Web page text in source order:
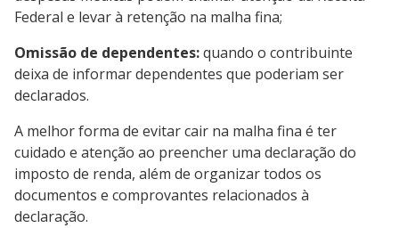
Federal e levar à retenção na malha fina;
Omissão de dependentes:quando o contribuinte
deixa de informar dependentes que poderiam ser
declarados.
A melhor forma de evitar cair na malha fina é ter
cuidado e atenção ao preencher uma declaração do
imposto de renda, além de organizar todos os
documentos e comprovantes relacionados à
declaração.